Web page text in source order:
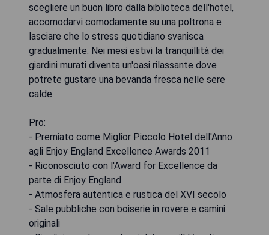
scegliere un buon libro dalla biblioteca dell'hotel,
accomodarvi comodamente su una poltrona e
lasciare che lo stress quotidiano svanisca
gradualmente. Nei mesi estivi la tranquillità dei
giardini murati diventa un'oasi rilassante dove
potrete gustare una bevanda fresca nelle sere
calde.
Pro:
- Premiato come Miglior Piccolo Hotel dell'Anno
agli Enjoy England Excellence Awards 2011
- Riconosciuto con l'Award for Excellence da
parte di Enjoy England
- Atmosfera autentica e rustica del XVI secolo
- Sale pubbliche con boiserie in rovere e camini
originali